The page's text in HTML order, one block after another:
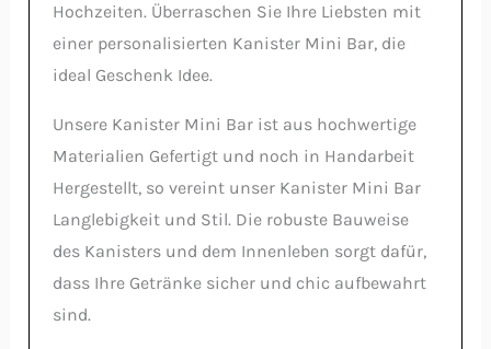
Hochzeiten. Überraschen Sie Ihre Liebsten mit
einer personalisierten Kanister Mini Bar, die
ideal Geschenk Idee.
Unsere Kanister Mini Bar ist aus hochwertige
Materialien Gefertigt und noch in Handarbeit
Hergestellt, so vereint unser Kanister Mini Bar
Langlebigkeit und Stil. Die robuste Bauweise
des Kanisters und dem Innenleben sorgt dafür,
dass Ihre Getränke sicher und chic aufbewahrt
sind.